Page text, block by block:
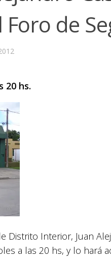
de
20 hs.
Distrito Interior, Juan
a las 20 hs, y lo hará